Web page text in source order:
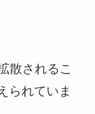
散されるこ
られていま